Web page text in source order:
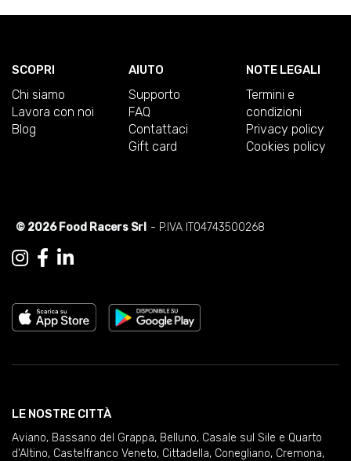
SCOPRI
Chi siamo
Lavora con noi
Blog
AIUTO
Supporto
FAQ
Contattaci
Gift card
NOTE LEGALI
Termini e
condizioni
Privacy policy
Cookies policy
© 2026 Food Racers Srl - P.IVA IT04743500268
LE NOSTRE CITTÀ
Aviano, Bassano del Grappa, Belluno, Casale sul Sile e Quarto
d'Altino, Castelfranco Veneto, Cittadella, Conegliano, Cremona,